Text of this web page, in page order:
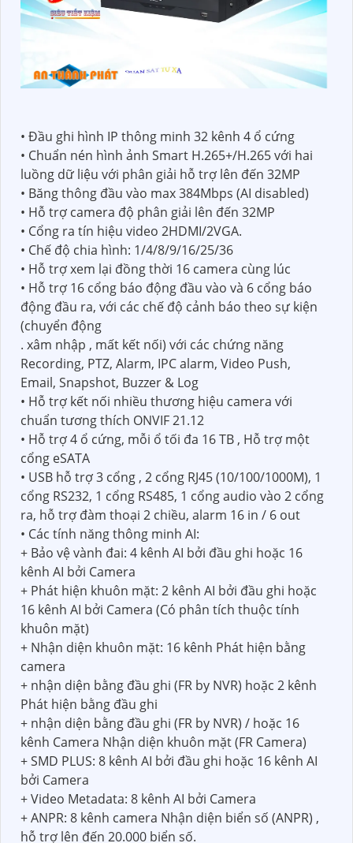
• Đầu ghi hình IP thông minh 32 kênh 4 ổ cứng
• Chuẩn nén hình ảnh Smart H.265+/H.265 với hai
luồng dữ liệu với phân giải hỗ trợ lên đến 32MP
• Băng thông đầu vào max 384Mbps (AI disabled)
• Hỗ trợ camera độ phân giải lên đến 32MP
• Cổng ra tín hiệu video 2HDMI/2VGA.
• Chế độ chia hình: 1/4/8/9/16/25/36
• Hỗ trợ xem lại đồng thời 16 camera cùng lúc
• Hỗ trợ 16 cổng báo động đầu vào và 6 cổng báo
động đầu ra, với các chế độ cảnh báo theo sự kiện
(chuyển động
. xâm nhập , mất kết nối) với các chứng năng
Recording, PTZ, Alarm, IPC alarm, Video Push,
Email, Snapshot, Buzzer & Log
• Hỗ trợ kết nối nhiều thương hiệu camera với
chuẩn tương thích ONVIF 21.12
• Hỗ trợ 4 ổ cứng, mỗi ổ tối đa 16 TB , Hỗ trợ một
cổng eSATA
• USB hỗ trợ 3 cổng , 2 cổng RJ45 (10/100/1000M), 1
cổng RS232, 1 cổng RS485, 1 cổng audio vào 2 cổng
ra, hỗ trợ đàm thoại 2 chiều, alarm 16 in / 6 out
• Các tính năng thông minh AI:
+ Bảo vệ vành đai: 4 kênh AI bởi đầu ghi hoặc 16
kênh AI bởi Camera
+ Phát hiện khuôn mặt: 2 kênh AI bởi đầu ghi hoặc
16 kênh AI bởi Camera (Có phân tích thuộc tính
khuôn mặt)
+ Nhận diện khuôn mặt: 16 kênh Phát hiện bằng
camera
+ nhận diện bằng đầu ghi (FR by NVR) hoặc 2 kênh
Phát hiện bằng đầu ghi
+ nhận diện bằng đầu ghi (FR by NVR) / hoặc 16
kênh Camera Nhận diện khuôn mặt (FR Camera)
+ SMD PLUS: 8 kênh AI bởi đầu ghi hoặc 16 kênh AI
bởi Camera
+ Video Metadata: 8 kênh AI bởi Camera
+ ANPR: 8 kênh camera Nhận diện biển số (ANPR) ,
hỗ trợ lên đến 20.000 biển số.